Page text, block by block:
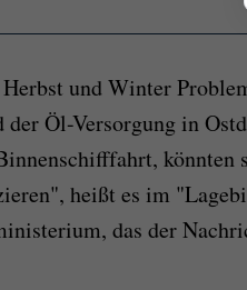
und Winter
Öl-Versorgung in
könnten
heißt es im
das der